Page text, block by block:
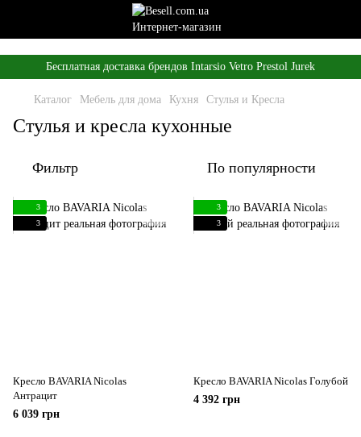
Бесплатная доставка брендов Intarsio Vetro Prestol Jurek
Каталог Мебель для дома Кухня Стулья и Кресла
Стулья и кресла кухонные
Фильтр По популярности
3
3
Кресло BAVARIA Nicolas
Антрацит
6 039 грн
3
3
Кресло BAVARIA Nicolas Голубой
4 392 грн